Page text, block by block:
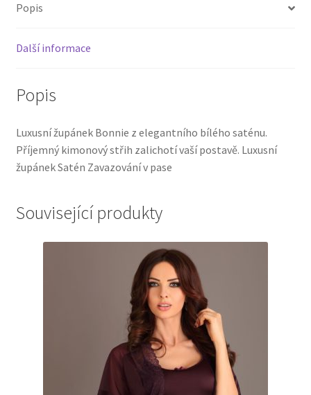
Popis
Další informace
Popis
Luxusní župánek Bonnie z elegantního bílého saténu.
Příjemný kimonový střih zalichotí vaší postavě. Luxusní
župánek Satén Zavazování v pase
Související produkty